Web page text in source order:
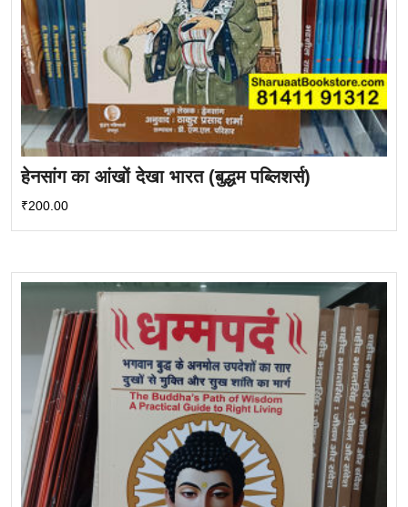
हेनसांग का आंखों देखा भारत (बुद्धम पब्लिशर्स)
₹200.00